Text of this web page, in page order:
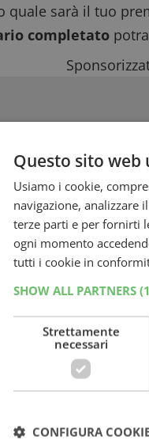
quale sarà il tuo
completato
Questo sito web
Usiamo i cookie,
navigazione, analizzare
terze parti e per fornirti
ogni momento
tutti i cookie in
SHOW ALL PARTNERS
Strettamente
necessari
CONFIGURA